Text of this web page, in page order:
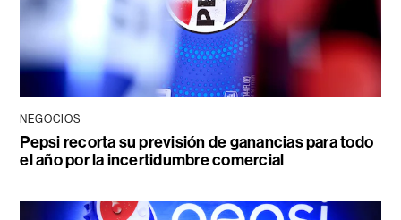
NEGOCIOS
Pepsi recorta su previsión de ganancias para todo
el año por la incertidumbre comercial